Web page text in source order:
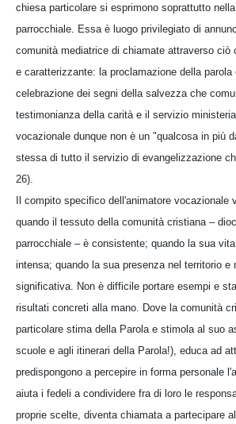
chiesa particolare si esprimono soprattutto
parrocchiale. Essa è luogo privilegiato di
comunità mediatrice di chiamate attraverso ciò
e caratterizzante: la proclamazione della
celebrazione dei segni della salvezza che
testimonianza della carità e il servizio
vocazionale dunque non è un "qualcosa in più
stessa di tutto il servizio di evangelizzazione
26).
Il compito specifico dell'animatore vocazionale
quando il tessuto della comunità cristiana –
parrocchiale – è consistente; quando la sua
intensa; quando la sua presenza nel territorio e
significativa. Non è difficile portare esempi e
risultati concreti alla mano. Dove la comunità
particolare stima della Parola e stimola al suo
scuole e agli itinerari della Parola!), educa ad
predispongono a percepire in forma personale
aiuta i fedeli a condividere fra di loro le
proprie scelte, diventa chiamata a partecipare